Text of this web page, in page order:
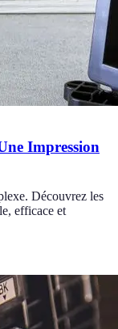
Impression
Découvrez les
efficace et